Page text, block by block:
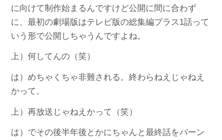
に向けて制作始まるんですけど公開に間に合わず
に、最初の劇場版はテレビ版の総集編プラス1話って
いう形で公開しちゃうんですよね。
上）何してんの（笑）
は）めちゃくちゃ非難される。終わらねえじゃねえ
かって。
上）再放送じゃねえかって（笑）
は）でその後半年後とかにちゃんと最終話をバーン